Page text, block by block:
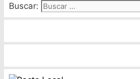
Buscar: